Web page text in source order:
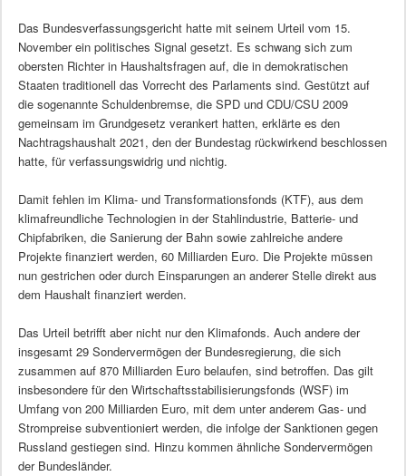
Das Bundesverfassungsgericht hatte mit seinem Urteil vom 15.
November ein politisches Signal gesetzt. Es schwang sich zum
obersten Richter in Haushaltsfragen auf, die in demokratischen
Staaten traditionell das Vorrecht des Parlaments sind. Gestützt auf
die sogenannte Schuldenbremse, die SPD und CDU/CSU 2009
gemeinsam im Grundgesetz verankert hatten, erklärte es den
Nachtragshaushalt 2021, den der Bundestag rückwirkend beschlossen
hatte, für verfassungswidrig und nichtig.
Damit fehlen im Klima- und Transformationsfonds (KTF), aus dem
klimafreundliche Technologien in der Stahlindustrie, Batterie- und
Chipfabriken, die Sanierung der Bahn sowie zahlreiche andere
Projekte finanziert werden, 60 Milliarden Euro. Die Projekte müssen
nun gestrichen oder durch Einsparungen an anderer Stelle direkt aus
dem Haushalt finanziert werden.
Das Urteil betrifft aber nicht nur den Klimafonds. Auch andere der
insgesamt 29 Sondervermögen der Bundesregierung, die sich
zusammen auf 870 Milliarden Euro belaufen, sind betroffen. Das gilt
insbesondere für den Wirtschaftsstabilisierungsfonds (WSF) im
Umfang von 200 Milliarden Euro, mit dem unter anderem Gas- und
Strompreise subventioniert werden, die infolge der Sanktionen gegen
Russland gestiegen sind. Hinzu kommen ähnliche Sondervermögen
der Bundesländer.